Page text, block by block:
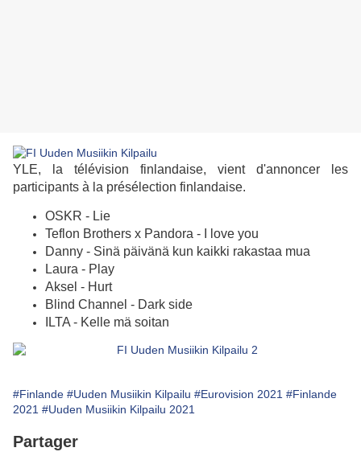
YLE, la télévision finlandaise, vient d'annoncer les
participants à la présélection finlandaise.
OSKR - Lie
Teflon Brothers x Pandora - I love you
Danny - Sinä päivänä kun kaikki rakastaa mua
Laura - Play
Aksel - Hurt
Blind Channel - Dark side
ILTA - Kelle mä soitan
#Finlande #Uuden Musiikin Kilpailu #Eurovision 2021 #Finlande
2021 #Uuden Musiikin Kilpailu 2021
Partager